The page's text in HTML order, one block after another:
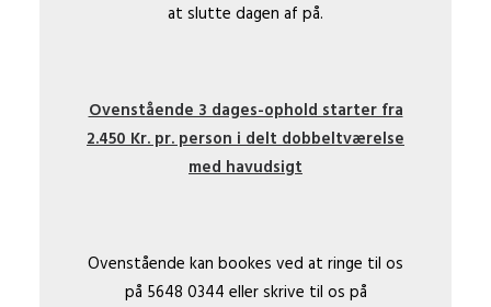
at slutte dagen af på.
Ovenstående 3 dages-ophold starter fra
2.450 Kr. pr. person i delt dobbeltværelse
med havudsigt
Ovenstående kan bookes ved at ringe til os
på 5648 0344 eller skrive til os på